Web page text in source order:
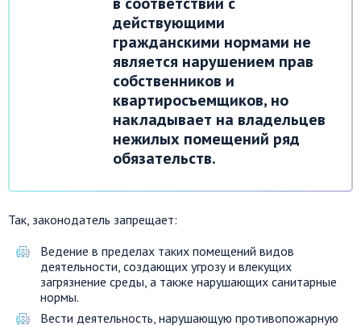
действующими
гражданскими нормами не
является нарушением прав
собственников и
квартиросъемщиков, но
накладывает на владельцев
нежилых помещений ряд
обязательств.
Так, законодатель запрещает:
Ведение в пределах таких помещений видов
деятельности, создающих угрозу и влекущих
загрязнение среды, а также нарушающих санитарные
нормы.
Вести деятельность, нарушающую противопожарную